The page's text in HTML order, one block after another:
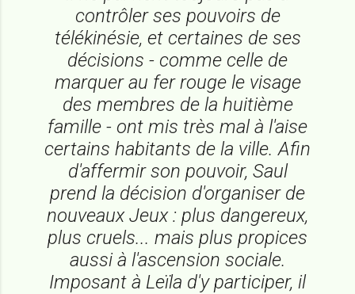
contrôler ses pouvoirs de
télékinésie, et certaines de ses
décisions - comme celle de
marquer au fer rouge le visage
des membres de la huitième
famille - ont mis très mal à l'aise
certains habitants de la ville. Afin
d'affermir son pouvoir, Saul
prend la décision d'organiser de
nouveaux Jeux : plus dangereux,
plus cruels... mais plus propices
aussi à l'ascension sociale.
Imposant à Leïla d'y participer, il